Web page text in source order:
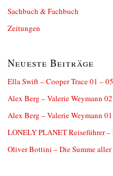
Sachbuch & Fachbuch
Zeitungen
Neueste Beiträge
Ella Swift – Cooper Trace 01 – 05
Alex Berg – Valerie Weymann
Alex Berg – Valerie Weymann
LONELY PLANET Reiseführer
Oliver Bottini – Die Summe